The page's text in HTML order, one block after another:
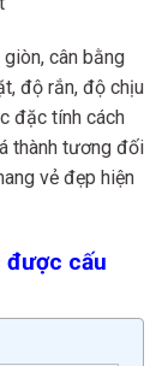
cân bằng
độ rắn, độ chịu
đặc tính cách
thành tương đối
vẻ đẹp hiện
được cấu